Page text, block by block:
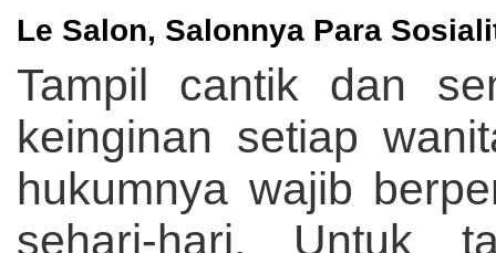
Le Salon, Salonnya Para
Tampil cantik dan
keinginan setiap
hukumnya wajib
sehari-hari. Untuk